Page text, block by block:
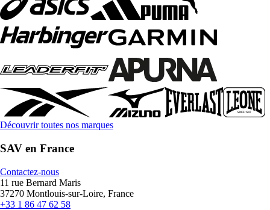
Découvrir toutes nos marques
SAV en France
Contactez-nous
11 rue Bernard Maris
37270 Montlouis-sur-Loire, France
+33 1 86 47 62 58